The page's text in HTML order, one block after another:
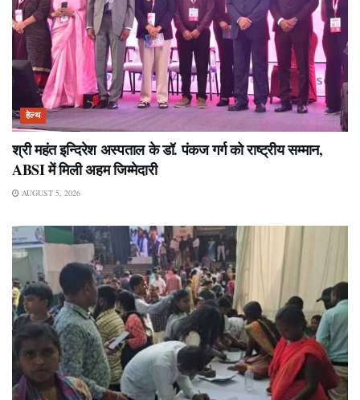
हेल्थ
श्री महंत इन्दिरेश अस्पताल के डॉ. पंकज गर्ग को राष्ट्रीय सम्मान,
ABSI में मिली अहम जिम्मेदारी
AUGUST 5, 2026